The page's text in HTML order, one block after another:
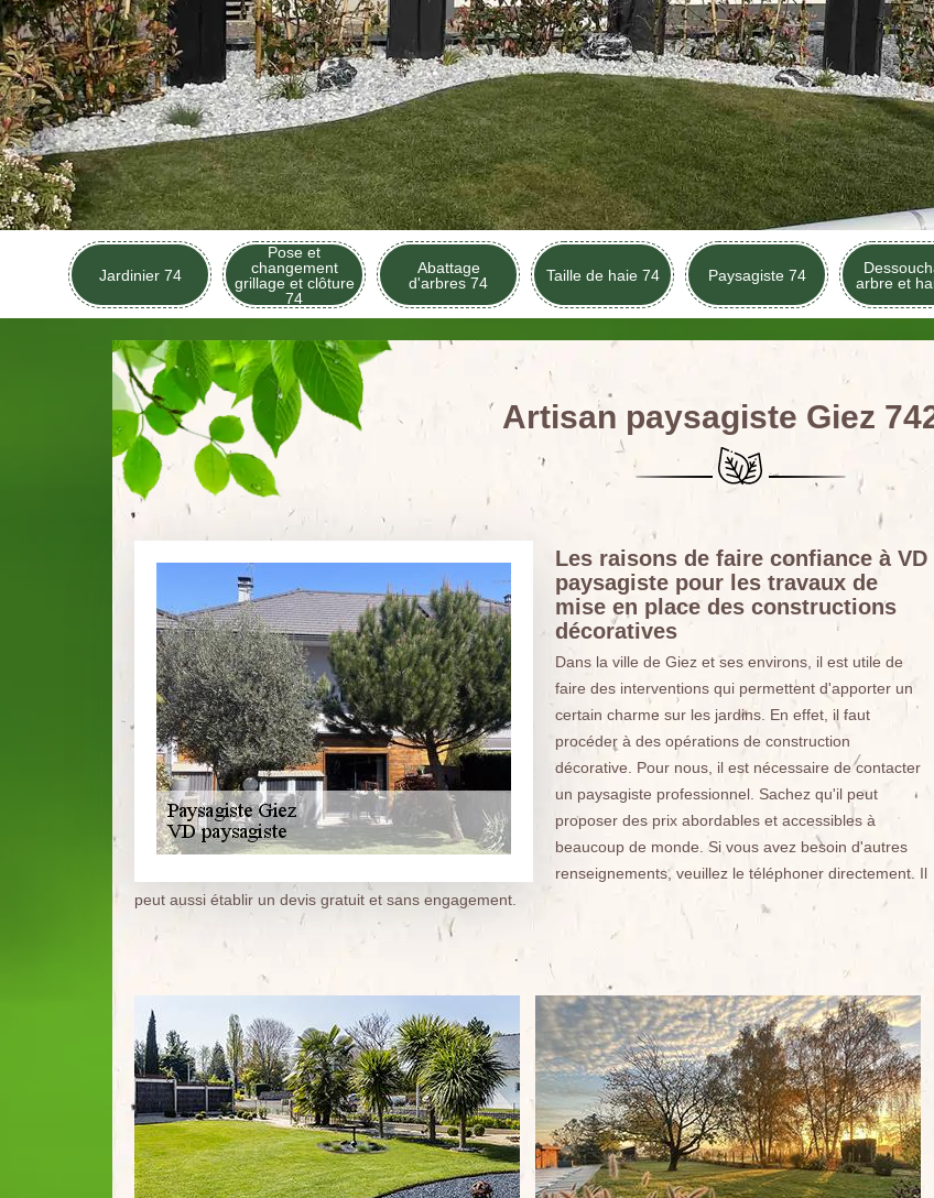
Jardinier 74
Pose et
changement
grillage et clôture
74
Abattage
d'arbres 74
Taille de haie 74 Paysagiste 74
arbre et
Artisan paysagiste Giez
Les raisons de faire confiance à VD
paysagiste pour les travaux de
mise en place des constructions
décoratives
Dans la ville de Giez et ses environs, il est utile de
faire des interventions qui permettent d'apporter un
certain charme sur les jardins. En effet, il faut
procéder à des opérations de construction
décorative. Pour nous, il est nécessaire de contacter
un paysagiste professionnel. Sachez qu'il peut
proposer des prix abordables et accessibles à
beaucoup de monde. Si vous avez besoin d'autres
renseignements, veuillez le téléphoner directement. Il
peut aussi établir un devis gratuit et sans engagement.